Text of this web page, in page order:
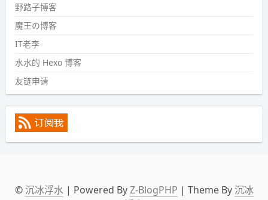
#PubWord
表，21 年 11 月底发现 B 站上线了这部，直到前几天才看
完，还是分两次看的。。接下来有五项是 2019 年的，都是
电影 —— 略长的待办列表。。
野路子博客
魔王の博客
IT老李
水水的 Hexo 博客
友链申请
© 沉冰浮水| Powered ByZ-BlogPHP | Theme By 沉冰